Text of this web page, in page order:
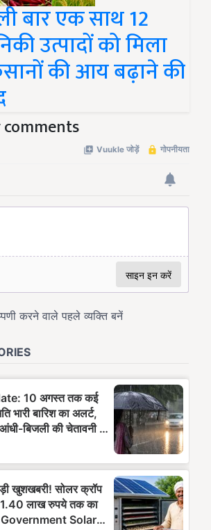
बार एक साथ 12
उत्पादों को मिला
की आय बढ़ाने की